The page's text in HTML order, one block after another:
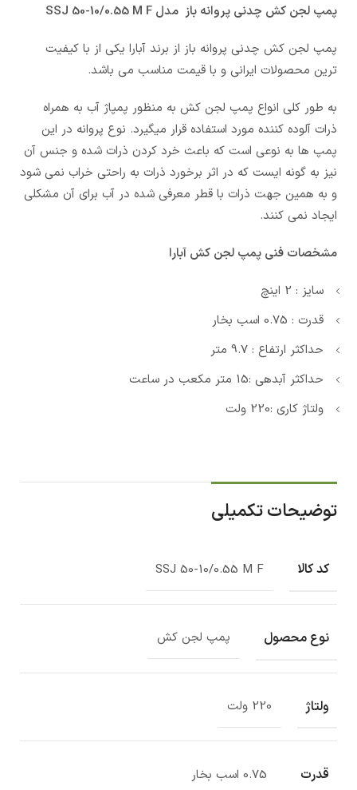
پمپ لجن کش چدنی پروانه باز مدل SSJ 50-10/0.55 M F
پمپ لجن کش چدنی پروانه باز از برند آبارا یکی از با کیفیت
ترین محصولات ایرانی و با قیمت مناسب می باشد.
به طور کلی انواع پمپ لجن کش به منظور پمپاژ آب به همراه
ذرات آلوده کننده مورد استفاده قرار میگیرد. نوع پروانه در این
پمپ ها به نوعی است که باعث خرد کردن ذرات شده و جنس آن
نیز به گونه ایست که در اثر برخورد ذرات به راحتی خراب نمی شود
و به همین جهت ذرات با قطر معرفی شده در آب برای آن مشکلی
ایجاد نمی کنند.
مشخصات فنی پمپ لجن کش آبارا
سایز : 2 اینچ
قدرت : 0.75 اسب بخار
حداکثر ارتفاع : 9.7 متر
حداکثر آبدهی :15 متر مکعب در ساعت
ولتاژ کاری :220 ولت
توضیحات تکمیلی
کد کالا SSJ 50-10/0.55 M F
نوع محصول پمپ لجن کش
ولتاژ 220 ولت
قدرت 0.75 اسب بخار